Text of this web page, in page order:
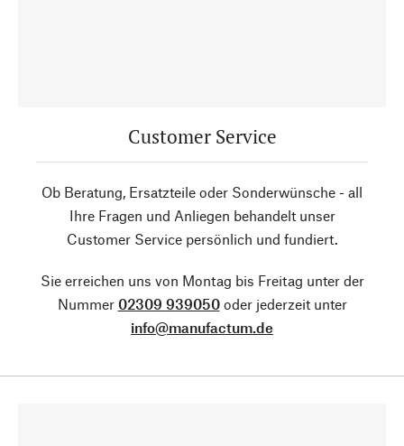
Customer Service
Ob Beratung, Ersatzteile oder Sonderwünsche - all
Ihre Fragen und Anliegen behandelt unser
Customer Service persönlich und fundiert.
Sie erreichen uns von Montag bis Freitag unter der
Nummer 02309 939050oder jederzeit unter
info@manufactum.de